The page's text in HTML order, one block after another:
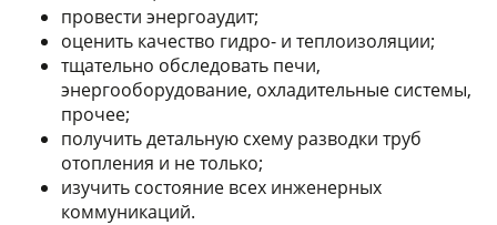
провести энергоаудит;
оценить качество гидро- и теплоизоляции;
тщательно обследовать печи,
энергооборудование, охладительные системы,
прочее;
получить детальную схему разводки труб
отопления и не только;
изучить состояние всех инженерных
коммуникаций.